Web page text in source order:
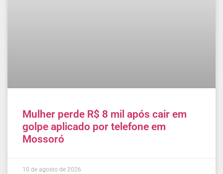
Mulher perde R$ 8 mil após cair em
golpe aplicado por telefone em
Mossoró
10 de agosto de 2026